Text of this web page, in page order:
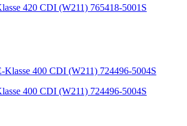
420 CDI (W211) 765418-5001S
400 CDI (W211) 724496-5004S